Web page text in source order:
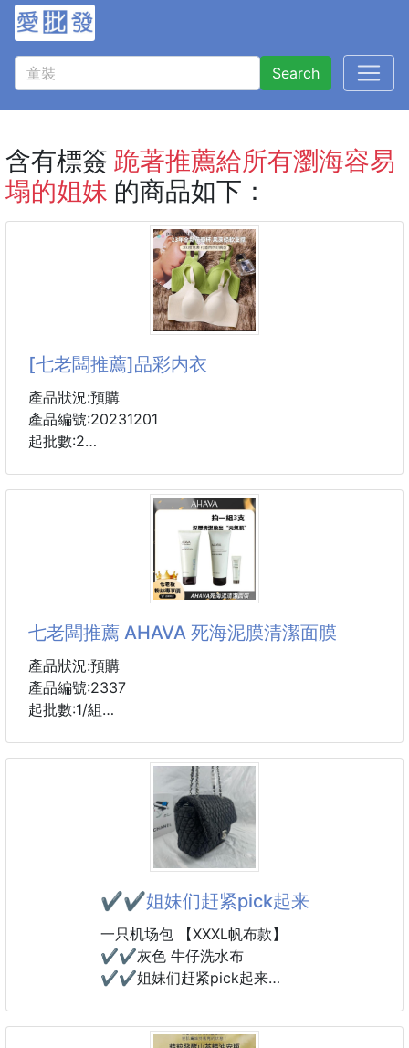
Search
含有標簽 跪著推薦給所有瀏海容易
塌的姐妹 的商品如下：
[七老闆推薦]品彩内衣
產品狀況:預購
產品編號:20231201
起批數:2
M:70(32)ABCD-75(34)ABC【建議43-50kg】
L:75(34)D-80(36)ABC【建議50-58kg】
XL:80(36)D-85(38)ABC【建議58-65kg】
自信魅力，品彩内衣带给你的完美体验
品彩內衣是一家知名的內衣品牌，致力於為女性提供高
品質、舒適和時尚的內衣產品。無論是日常穿著還是特
完美的身形。
七老闆推薦 AHAVA 死海泥膜清潔面膜
產品狀況:預購
產品編號:2337
起批數:1/組
死海泥膜之所以染色，通常是因為其中含有天然的礦物
質和元素，這些物質可以在與皮膚接觸時引起染色的反
應。以下是可能導致死海泥膜染色的壹些常見原因：
鐵含量：死海泥通常富含鐵元素，特別是氧化鐵。當死
海泥與皮膚接觸並幹燥時，鐵可以氧化，形成棕色或紅
以通過清潔皮膚來去除。
此款是100ml 大容量
🟩死海泥清潔泥膜
泥，既能快速吸附深層油污，還含有死海水中提取的
osmoter,.有很強的保濕修護作用，可以提升皮膚
✔️✔️姐妹们赶紧pick起来
一只机场包 【XXXL帆布款】
✔️✔️灰色 牛仔洗水布
✔️✔️姐妹们赶紧pick起来